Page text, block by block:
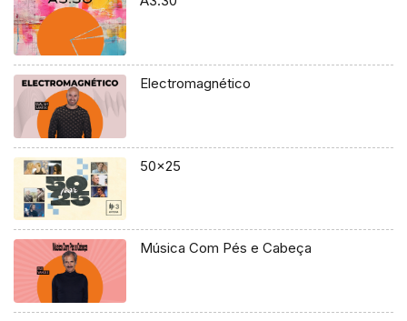
Electromagnético
50×25
Música Com Pés e Cabeça